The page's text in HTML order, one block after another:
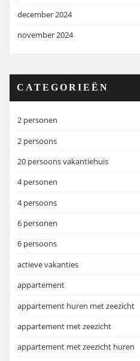
december 2024
november 2024
CATEGORIEËN
2 personen
2 persoons
20 persoons vakantiehuis
4 personen
4 persoons
6 personen
6 persoons
actieve vakanties
appartement
appartement huren met zeezicht
appartement met zeezicht
appartement met zeezicht huren